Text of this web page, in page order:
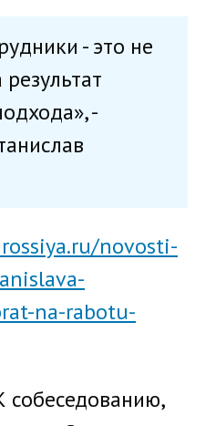
- это не
-
novosti-
na-rabotu-
собеседованию,